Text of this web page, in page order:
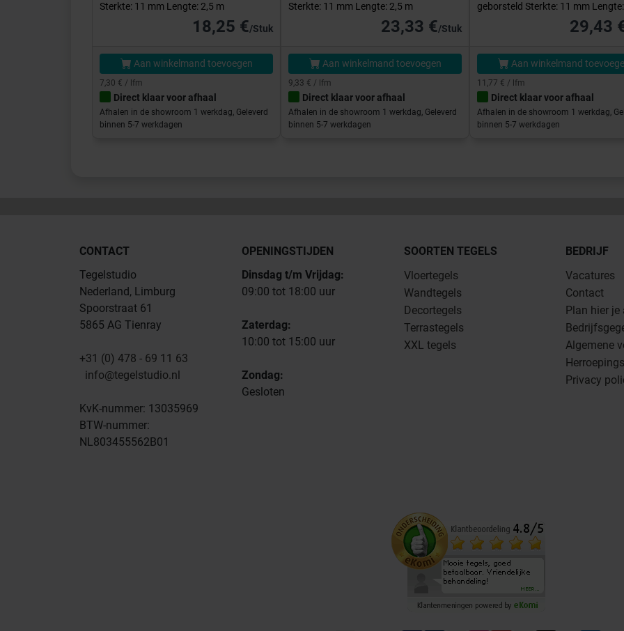
Sterkte: 11 mm Lengte: 2,5 m
18,25 €/Stuk
Aan winkelmand toevoegen
7,30 € / lfm
Direct klaar voor afhaal
Afhalen in de showroom 1 werkdag, Geleverd
binnen 5-7 werkdagen
Sterkte: 11 mm Lengte: 2,5 m
23,33 €/Stuk
Aan winkelmand toevoegen
9,33 € / lfm
Direct klaar voor afhaal
Afhalen in de showroom 1 werkdag, Geleverd
binnen 5-7 werkdagen
geborsteld Sterkte: 11 mm
29,43
Aan winkelmand
11,77 € / lfm
Direct klaar voor afhaal
Afhalen in de showroom 1 werkdag,
binnen 5-7 werkdagen
CONTACT
Tegelstudio
Nederland, Limburg
Spoorstraat 61
5865 AG Tienray
+31 (0) 478 - 69 11 63
info@tegelstudio.nl
KvK-nummer: 13035969
BTW-nummer:
NL803455562B01
OPENINGSTIJDEN
Dinsdag t/m Vrijdag:
09:00 tot 18:00 uur
Zaterdag:
10:00 tot 15:00 uur
Zondag:
Gesloten
SOORTEN TEGELS
Vloertegels
Wandtegels
Decortegels
Terrastegels
XXL tegels
BEDRIJF
Vacatures
Contact
Plan hier
Algemene
Privacy